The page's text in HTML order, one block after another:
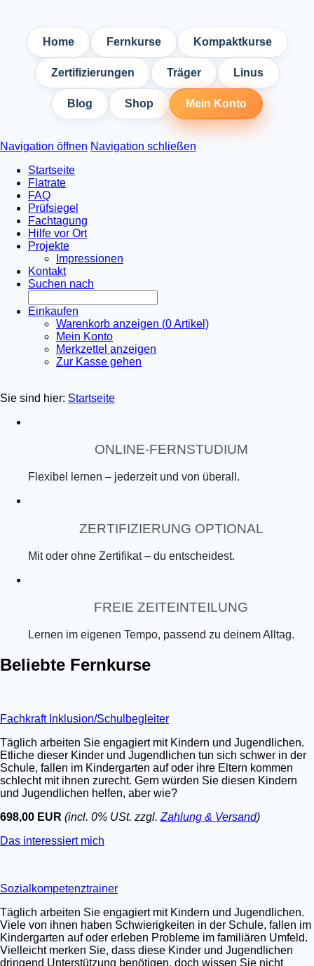
Home Fernkurse Kompaktkurse
Zertifizierungen Träger Linus
Blog Shop Mein Konto
Navigation öffnen Navigation schließen
Startseite
Flatrate
FAQ
Prüfsiegel
Fachtagung
Hilfe vor Ort
Projekte
Impressionen
Kontakt
Suchen nach
Einkaufen
Warenkorb anzeigen (0Artikel)
Mein Konto
Merkzettel anzeigen
Zur Kasse gehen
Sie sind hier: Startseite
ONLINE-FERNSTUDIUM
Flexibel lernen – jederzeit und von überall.
ZERTIFIZIERUNG OPTIONAL
Mit oder ohne Zertifikat – du entscheidest.
FREIE ZEITEINTEILUNG
Lernen im eigenen Tempo, passend zu deinem Alltag.
Beliebte Fernkurse
Fachkraft Inklusion/Schulbegleiter
Täglich arbeiten Sie engagiert mit Kindern und Jugendlichen.
Etliche dieser Kinder und Jugendlichen tun sich schwer in der
Schule, fallen im Kindergarten auf oder ihre Eltern kommen
schlecht mit ihnen zurecht. Gern würden Sie diesen Kindern
und Jugendlichen helfen, aber wie?
698,00 EUR (incl. 0% USt. zzgl. Zahlung & Versand)
Das interessiert mich
Sozialkompetenztrainer
Täglich arbeiten Sie engagiert mit Kindern und Jugendlichen.
Viele von ihnen haben Schwierigkeiten in der Schule, fallen im
Kindergarten auf oder erleben Probleme im familiären Umfeld.
Vielleicht merken Sie, dass diese Kinder und Jugendlichen
dringend Unterstützung benötigen, doch wissen Sie nicht